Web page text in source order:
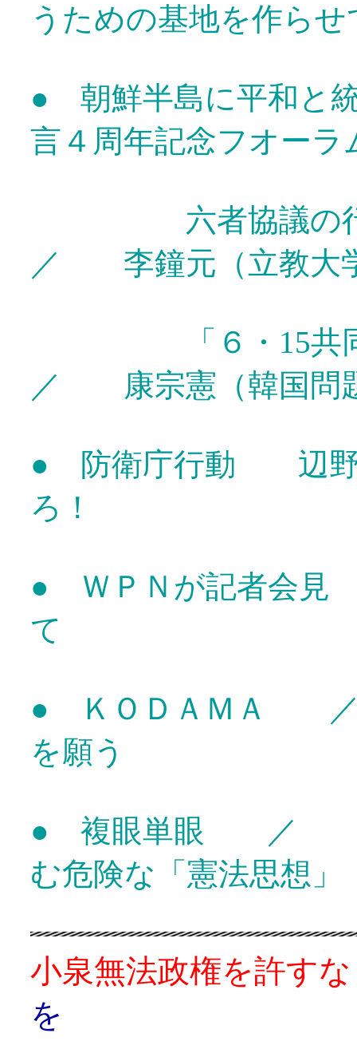
うための基地を作ら
● 朝鮮半島に平和と
言４周年記念フオーラ
六者協議の行
／ 李鐘元（立教大
「６・15共同
／ 康宗憲（韓国問
● 防衛庁行動 辺野
ろ！
● ＷＰＮが記者会見
て
● ＫＯＤＡＭＡ ／
を願う
● 複眼単眼 ／ 「
む危険な「憲法思想」
小泉無法政権を許
を